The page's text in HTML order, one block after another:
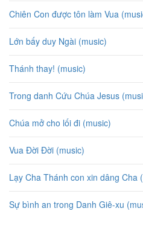
Chiên Con được tôn làm Vua
Lớn bấy duy Ngài (music)
Thánh thay! (music)
Trong danh Cứu Chúa Jesus
Chúa mở cho lối đi (music)
Vua Đời Đời (music)
Lạy Cha Thánh con xin dâng Cha
Sự bình an trong Danh Giê-xu